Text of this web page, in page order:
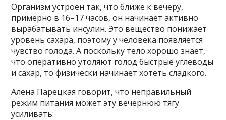
Организм устроен так, что ближе к вечеру,
примерно в 16–17 часов, он начинает активно
вырабатывать инсулин. Это вещество понижает
уровень сахара, поэтому у человека появляется
чувство голода. А поскольку тело хорошо знает,
что оперативно утоляют голод быстрые углеводы
и сахар, то физически начинает хотеть сладкого.
Алёна Парецкая говорит, что неправильный
режим питания может эту вечернюю тягу
усиливать: